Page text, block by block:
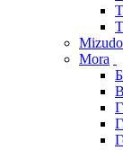
Mizudo
Mora